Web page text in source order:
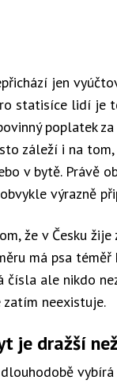
jen
statisíce lidí je
poplatek za
záleží i na
v bytě. Právě
výrazně
že v Česku žije
má psa téměř
čísla ale nikdo
neexistuje.
je dražší
vybírá